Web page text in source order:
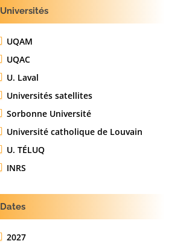
Universités
UQAM
UQAC
U. Laval
Universités satellites
Sorbonne Université
Université catholique de Louvain
U. TÉLUQ
INRS
Dates
2027